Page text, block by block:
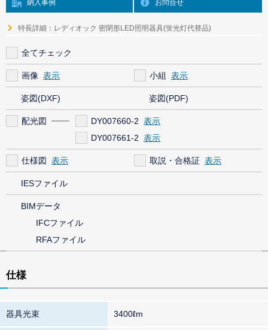
納入事例 お問合せ
特長詳細：レディオック 密閉形LED照明器具(蛍光灯代替品)
全てチェック
画像 小組
姿図(DXF) 姿図(PDF)
配光図
DY007660-2
DY007661-2
仕様図 取説・合格証
IESファイル
BIMデータ
IFCファイル
RFAファイル
仕様
器具光束 3400ℓm